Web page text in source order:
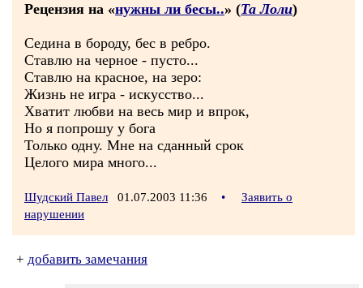
Рецензия на «нужны ли бесы..» (Та Лоли)
Седина в бороду, бес в ребро.
Ставлю на черное - пусто...
Ставлю на красное, на зеро:
Жизнь не игра - искусство...
Хватит любви на весь мир и впрок,
Но я попрошу у бога
Только одну. Мне на сданный срок
Целого мира много...
Шудский Павел 01.07.2003 11:36 •
Заявить о
нарушении
+ добавить замечания